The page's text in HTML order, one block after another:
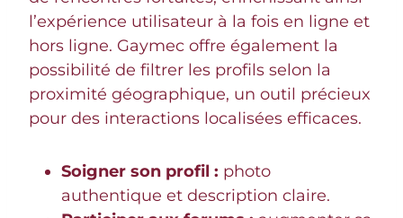
l’expérience utilisateur à la fois en ligne et
hors ligne. Gaymec offre également la
possibilité de filtrer les profils selon la
proximité géographique, un outil précieux
pour des interactions localisées efficaces.
Soigner son profil : photo
authentique et description claire.